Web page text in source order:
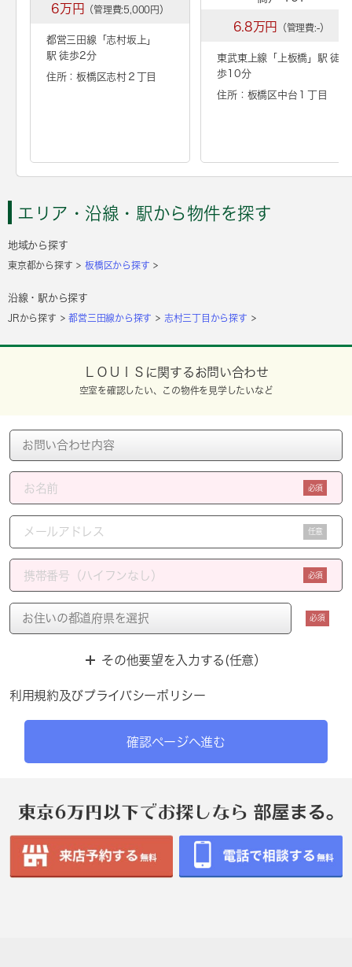
6万円 （管理費:5,000円）
都営三田線「 志村坂上 」
駅 徒歩2分
住所：板橋区志村２丁目
6.8万円 （管理費:-）
東武東上線「 上板橋 」駅 徒
歩10分
住所：板橋区中台１丁目
エリア・沿線・駅から物件を探す
地域から探す
東京都から探す 板橋区から探す
沿線・駅から探す
JRから探す 都営三田線から探す 志村三丁目から探す
ＬＯＵＩＳに関するお問い合わせ
空室を確認したい、この物件を見学したいなど
必須
任意
必須
必須
その他要望を入力する(任意）
利用規約及びプライバシーポリシー
確認ページへ進む